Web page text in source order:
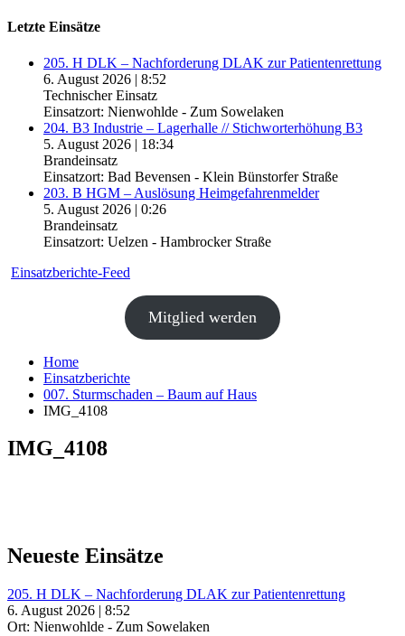
Letzte Einsätze
205. H DLK – Nachforderung DLAK zur Patientenrettung
6. August 2026 | 8:52
Technischer Einsatz
Einsatzort: Nienwohlde - Zum Sowelaken
204. B3 Industrie – Lagerhalle // Stichworterhöhung B3
5. August 2026 | 18:34
Brandeinsatz
Einsatzort: Bad Bevensen - Klein Bünstorfer Straße
203. B HGM – Auslösung Heimgefahrenmelder
5. August 2026 | 0:26
Brandeinsatz
Einsatzort: Uelzen - Hambrocker Straße
Einsatzberichte-Feed
Mitglied werden
Home
Einsatzberichte
007. Sturmschaden – Baum auf Haus
IMG_4108
IMG_4108
Neueste Einsätze
205. H DLK – Nachforderung DLAK zur Patientenrettung
6. August 2026 | 8:52
Ort: Nienwohlde - Zum Sowelaken